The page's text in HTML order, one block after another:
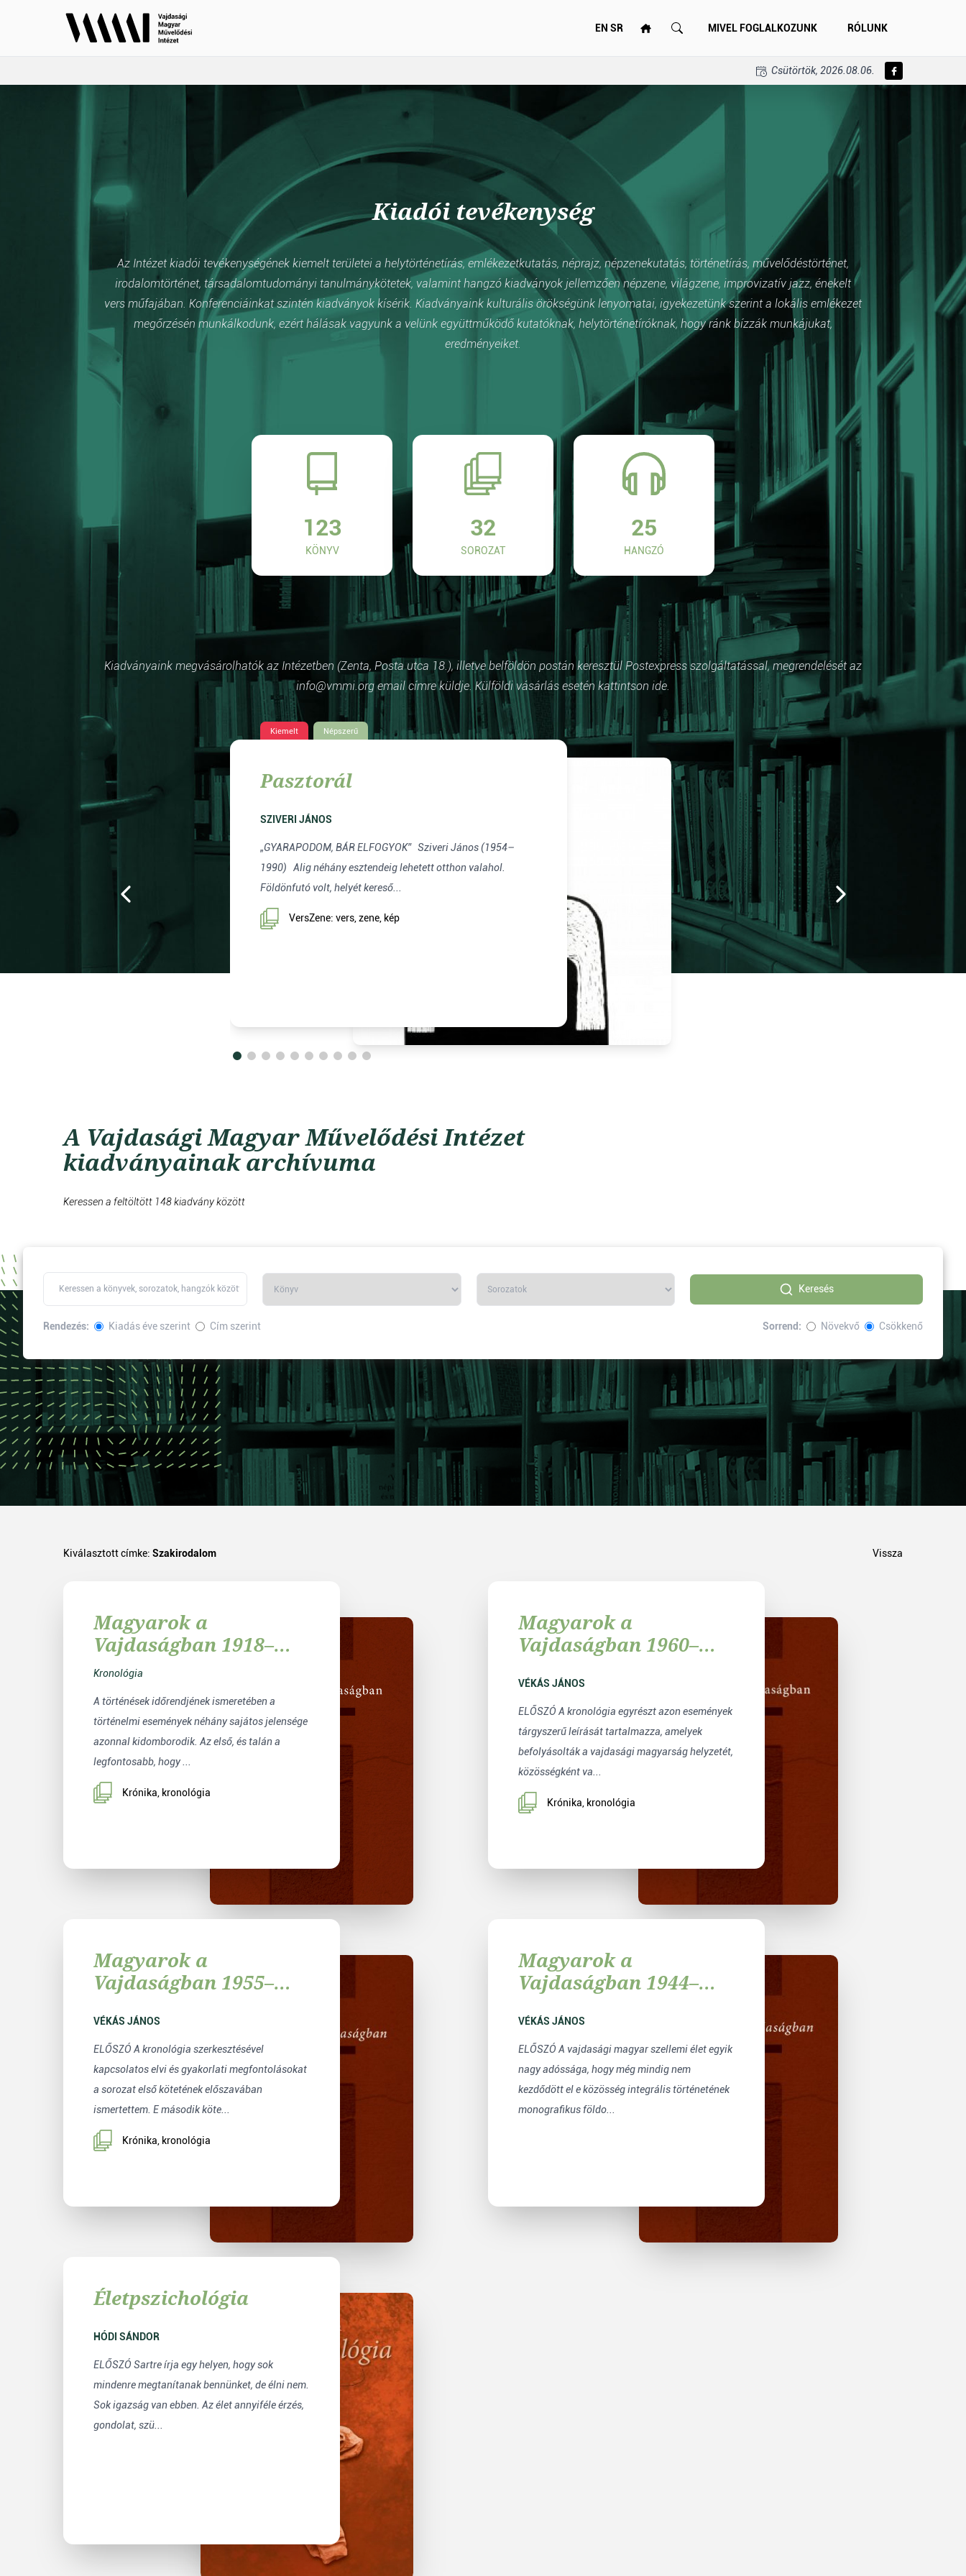
EN SR MIVEL FOGLALKOZUNK RÓLUNK
Csütörtök, 2026.08.06.
Kiadói tevékenység
Az Intézet kiadói tevékenységének kiemelt területei a helytörténetírás, emlékezetkutatás, néprajz, népzenekutatás, történetírás, művelődéstörténet,
irodalomtörténet, társadalomtudományi tanulmánykötetek, valamint hangzó kiadványok jellemzően népzene, világzene, improvizatív jazz, énekelt
vers műfajában. Konferenciáinkat szintén kiadványok kísérik. Kiadványaink kulturális örökségünk lenyomatai, igyekezetünk szerint a lokális emlékezet
megőrzésén munkálkodunk, ezért hálásak vagyunk a velünk együttműködő kutatóknak, helytörténetíróknak, hogy ránk bízzák munkájukat,
eredményeiket.
123
KÖNYV
32
SOROZAT
25
HANGZÓ
Kiadványaink megvásárolhatók az Intézetben (Zenta, Posta utca 18.), illetve belföldön postán keresztül Postexpress szolgáltatással, megrendelését az
info@vmmi.org email címre küldje. Külföldi vásárlás esetén kattintson ide.
Kiemelt Népszerű
Pasztorál
SZIVERI JÁNOS
„GYARAPODOM, BÁR ELFOGYOK” Sziveri János (1954–
1990) Alig néhány esztendeig lehetett otthon valahol.
Földönfutó volt, helyét kereső...
VersZene: vers, zene, kép
Kiemelt
Földön látszik,
Az égitestekre vonatkozó vajdasági
ismereteket gyűjtöttük egybe
pedagógusoknak. Mindezt rendhagyó
A Vajdasági Magyar Művelődési Intézet
kiadványainak archívuma
Keressen a feltöltött 148 kiadvány között
Keresés
Rendezés: Kiadás éve szerint Cím szerint Sorrend: Növekvő Csökkenő
Kiválasztott címke: Szakirodalom Vissza
Magyarok a
Vajdaságban 1918–
1945
Kronológia
A történések időrendjének ismeretében a
történelmi események néhány sajátos jelensége
azonnal kidomborodik. Az első, és talán a
legfontosabb, hogy ...
Krónika, kronológia
Magyarok a
Vajdaságban 1960–
VÉKÁS JÁNOS
ELŐSZÓ A kronológia egyrészt azon események
tárgyszerű leírását tartalmazza, amelyek
befolyásolták a vajdasági magyarság helyzetét,
közösségként va...
Krónika, kronológia
Magyarok a
Vajdaságban 1955–
VÉKÁS JÁNOS
ELŐSZÓ A kronológia szerkesztésével
kapcsolatos elvi és gyakorlati megfontolásokat
a sorozat első kötetének előszavában
ismertettem. E második köte...
Krónika, kronológia
Magyarok a
Vajdaságban 1944–
VÉKÁS JÁNOS
ELŐSZÓ A vajdasági magyar szellemi élet egyik
nagy adóssága, hogy még mindig nem
kezdődött el e közösség integrális történetének
monografikus földo...
Életpszichológia
HÓDI SÁNDOR
ELŐSZÓ Sartre írja egy helyen, hogy sok
mindenre megtanítanak bennünket, de élni nem.
Sok igazság van ebben. Az élet annyiféle érzés,
gondolat, szü...